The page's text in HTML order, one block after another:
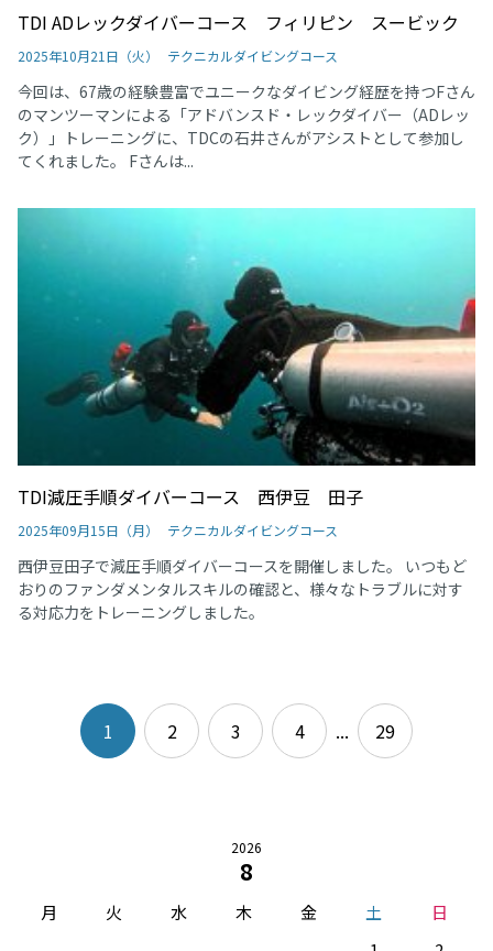
TDI ADレックダイバーコース フィリピン スービック
2025年10月21日（火） テクニカルダイビングコース
今回は、67歳の経験豊富でユニークなダイビング経歴を持つFさん
のマンツーマンによる「アドバンスド・レックダイバー（ADレッ
ク）」トレーニングに、TDCの石井さんがアシストとして参加し
てくれました。 Fさんは...
TDI減圧手順ダイバーコース 西伊豆 田子
2025年09月15日（月） テクニカルダイビングコース
西伊豆田子で減圧手順ダイバーコースを開催しました。 いつもど
おりのファンダメンタルスキルの確認と、様々なトラブルに対す
る対応力をトレーニングしました。
1 2 3 4 ... 29
2026
8
月 火 水 木 金 土
日